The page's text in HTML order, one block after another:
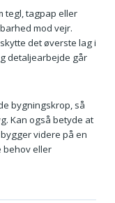
tegl, tagpap eller
mod vejr.
det øverste lag i
detaljearbejde går
bygningskrop, så
Kan også betyde at
videre på en
eller